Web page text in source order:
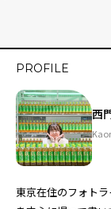
PROFILE
西
東京在住のフォト